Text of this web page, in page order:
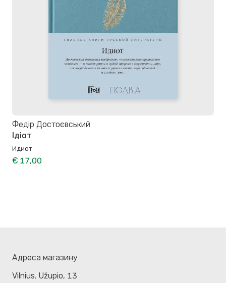
Федір Достоєвський
Ідіот
Идиот
€ 17,00
Адреса магазину
Vilnius. Užupio, 13